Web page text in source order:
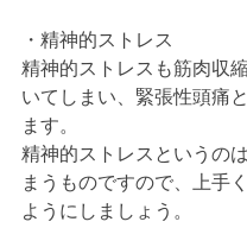
・精神的ストレス
精神的ストレスも筋肉収
いてしまい、緊張性頭痛
ます。
精神的ストレスというの
まうものですので、上手
ようにしましょう。